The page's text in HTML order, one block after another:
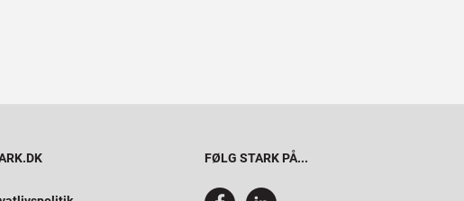
FØLG STARK PÅ...